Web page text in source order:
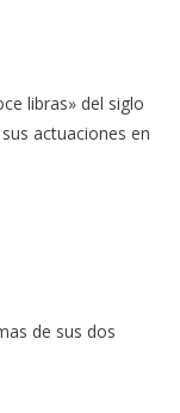
libras» del siglo
actuaciones en
de sus dos